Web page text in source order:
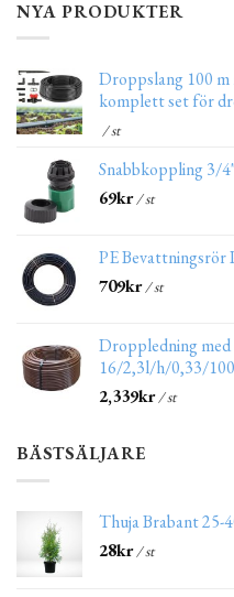
NYA PRODUKTER
Droppslang 100
komplett set för
/ st
Snabbkoppling 3/4"
69kr/ st
PE Bevattningsrör
709kr/ st
Droppledning
16/2,3l/h/0,33/
2,339kr/ st
BÄSTSÄLJARE
Thuja Brabant 25-
28kr/ st